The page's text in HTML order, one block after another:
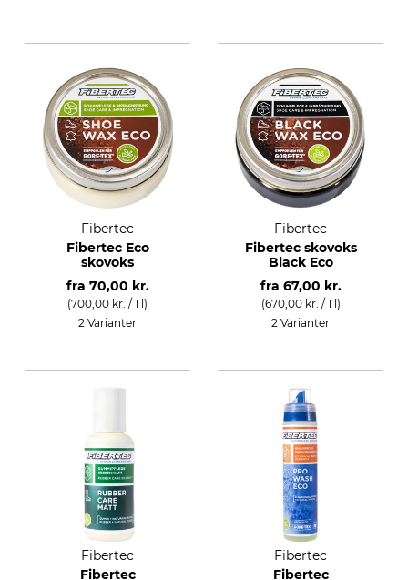
Fibertec
Fibertec Eco
skovoks
fra 70,00 kr.
(700,00 kr. / 1 l)
2 Varianter
Fibertec
Fibertec skovoks
Black Eco
fra 67,00 kr.
(670,00 kr. / 1 l)
2 Varianter
Fibertec
Fibertec
Fibertec
Fibertec